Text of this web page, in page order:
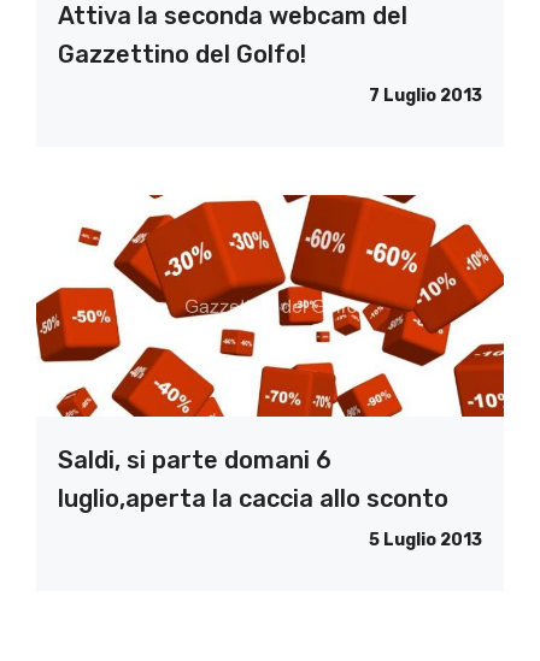
Attiva la seconda webcam del
Gazzettino del Golfo!
7 Luglio 2013
Saldi, si parte domani 6
luglio,aperta la caccia allo sconto
5 Luglio 2013